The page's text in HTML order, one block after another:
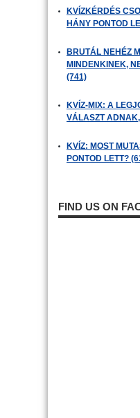
KVÍZKÉRDÉS
HÁNY PONTOD
BRUTÁL NEHÉZ
MINDENKINEK,
(741)
KVÍZ-MIX: A
VÁLASZT
KVÍZ: MOST
PONTOD LETT?
FIND US ON